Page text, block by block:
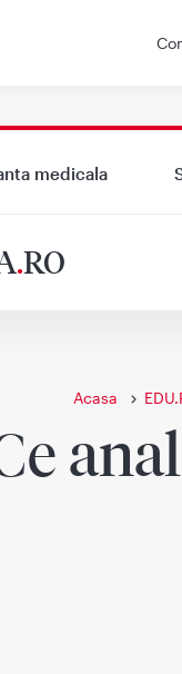
medicala
.RO
Acasa